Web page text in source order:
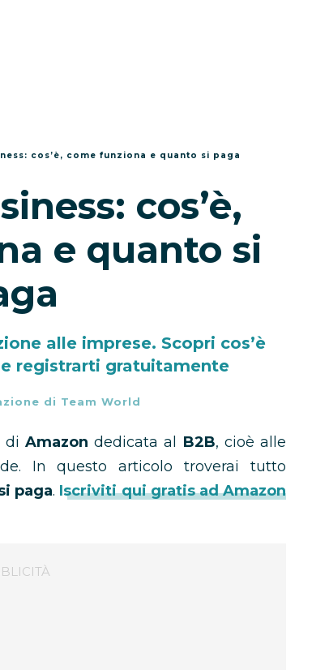
cos’è, come funziona e quanto si paga
cos’è,
e quanto si
alle imprese. Scopri cos’è
registrarti gratuitamente
di Team World
diAmazondedicata al B2B, cioè alle
In questo articolo troverai tutto
paga. Iscriviti qui gratis ad Amazon